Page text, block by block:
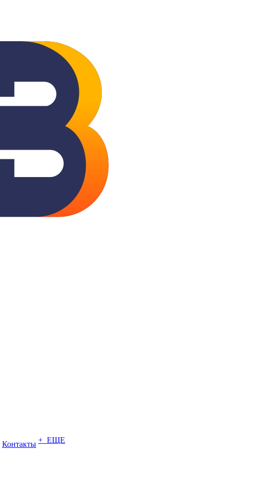
Контакты + ЕЩЕ